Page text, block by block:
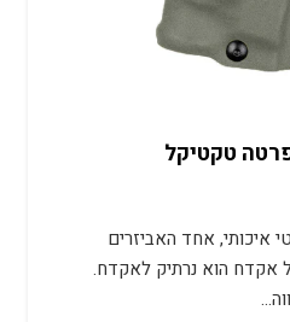
טקטיקל
איכותי, אחד האביזרים
אקדח הוא נרתיק לאקדח.